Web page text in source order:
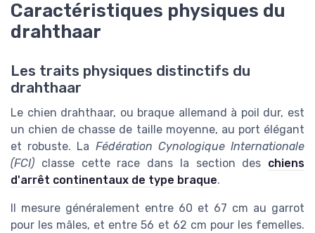
Caractéristiques physiques du
drahthaar
Les traits physiques distinctifs du
drahthaar
Le chien drahthaar, ou braque allemand à poil dur, est
un chien de chasse de taille moyenne, au port élégant
et robuste. La Fédération Cynologique Internationale
(FCI) classe cette race dans la section des chiens
d'arrêt continentaux de type braque.
Il mesure généralement entre 60 et 67 cm au garrot
pour les mâles, et entre 56 et 62 cm pour les femelles.